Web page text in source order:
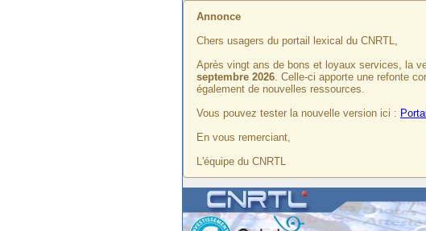
Annonce
Chers usagers du portail lexical du CNRTL,
Après vingt ans de bons et loyaux services, la
septembre 2026. Celle-ci apporte une refonte
également de nouvelles ressources.
Vous pouvez tester la nouvelle version ici :
En vous remerciant,
L'équipe du CNRTL